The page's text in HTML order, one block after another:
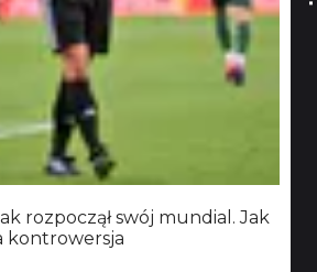
rozpoczął swój mundial. Jak
kontrowersja